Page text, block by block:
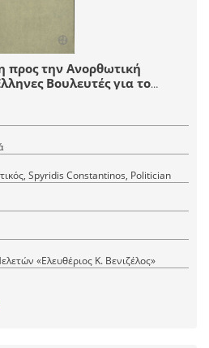
προς την Ανορθωτική
Βουλευτές για το
ζάχαρης.
Spyridis Constantinos, Politician
«Ελευθέριος Κ. Βενιζέλος»